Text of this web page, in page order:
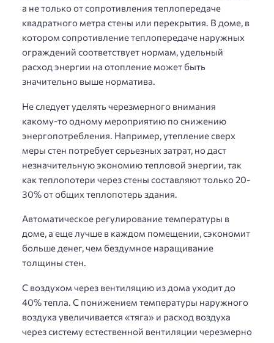
а не только от сопротивления теплопередаче
квадратного метра стены или перекрытия. В доме, в
котором сопротивление теплопередаче наружных
ограждений соответствует нормам, удельный
расход энергии на отопление может быть
значительно выше норматива.
Не следует уделять черезмерного внимания
какому-то одному мероприятию по снижению
энергопотребления. Например, утепление сверх
меры стен потребует серьезных затрат, но даст
незначительную экономию тепловой энергии, так
как теплопотери через стены составляют только 20-
30% от общих теплопотерь здания.
Автоматическое регулирование температуры в
доме, а еще лучше в каждом помещении, сэкономит
больше денег, чем бездумное наращивание
толщины стен.
С воздухом через вентиляцию из дома уходит до
40% тепла. С понижением температуры наружного
воздуха увеличивается «тяга» и расход воздуха
через систему естественной вентиляции черезмерно